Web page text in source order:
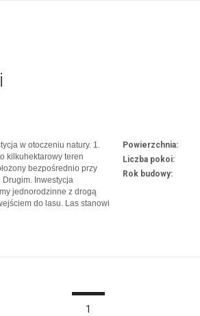
w otoczeniu natury. 1.
kilkuhektarowy teren
bezpośrednio przy
Drugim. Inwestycja
jednorodzinne z drogą
do lasu. Las stanowi
Powierzchnia:
Liczba pokoi:
Rok budowy:
1